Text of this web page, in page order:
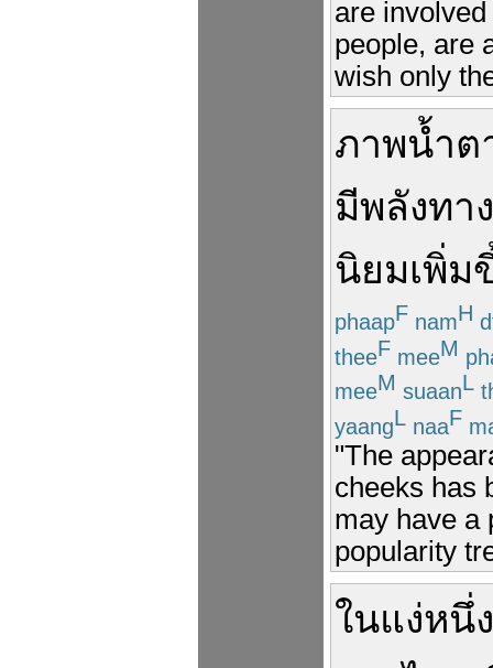
are
people, are
wish only
ภาพน้ำต
มีพลังทา
นิยมเพิ่ม
phaapF namH
theeF meeM
meeM suaanL
yaangL naaF
"The
cheeks has
may have a
popularity
ในแง่หนึ่ง